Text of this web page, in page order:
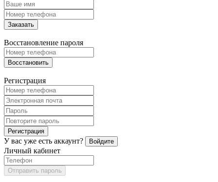
Заказать
Восстановление пароля
Восстановить
Регистрация
Регистрация
У вас уже есть аккаунт? Войдите
Личный кабинет
Отправить пароль